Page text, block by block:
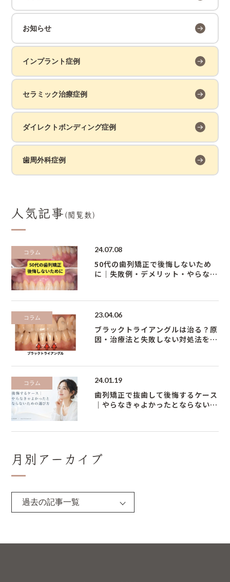
お知らせ
インプラント症例
セラミック治療症例
ダイレクトボンディング症例
歯周外科症例
人気記事 (閲覧数)
コラム 24.07.08
50代の歯列矯正で後悔しないため
に｜失敗例・デメリット・やらなき
コラム 23.04.06
ブラックトライアングルは治る？原
因・治療法と失敗しない対処法を矯
コラム 24.01.19
歯列矯正で抜歯して後悔するケース
｜やらなきゃよかったとならないた
月別アーカイブ